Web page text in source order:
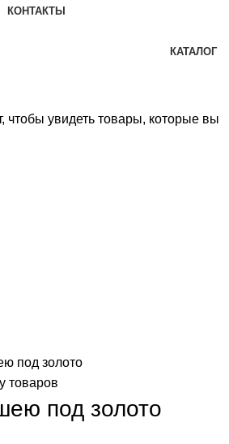
КОНТАКТЫ
КАТАЛОГ
под золото
товаров
под золото
чтобы увидеть товары, которые вы